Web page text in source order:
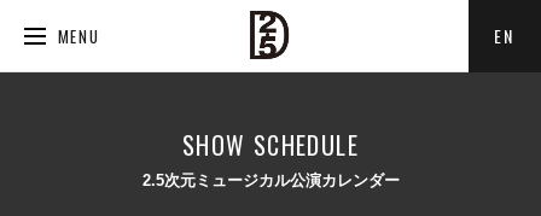
MENU EN
SHOW SCHEDULE
2.5次元ミュージカル公演カレンダー